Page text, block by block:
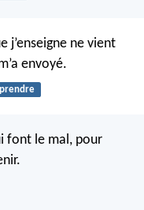
j’enseigne ne vient
envoyé.
font le mal, pour